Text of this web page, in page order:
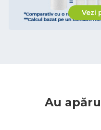
Vezi
Au